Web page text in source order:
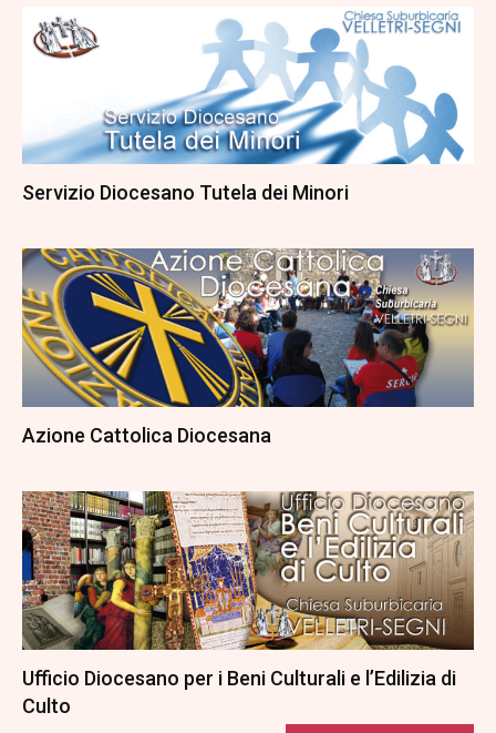
Servizio Diocesano Tutela dei Minori
Azione Cattolica Diocesana
Ufficio Diocesano per i Beni Culturali e l’Edilizia di
Culto